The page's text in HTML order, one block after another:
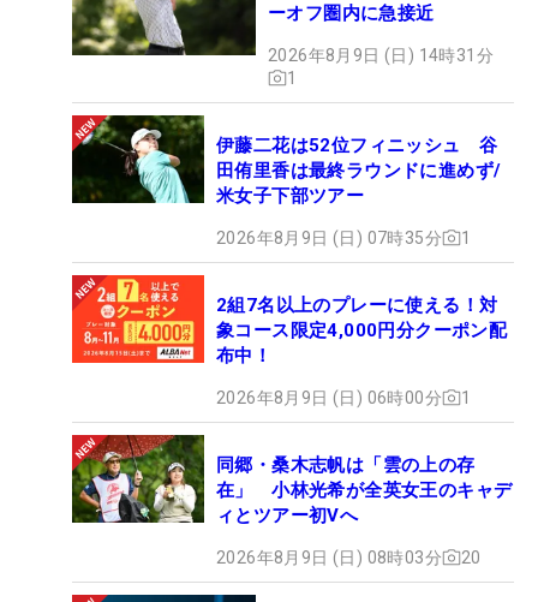
ーオフ圏内に急接近
2026年8月9日 (日) 14時31分
1
伊藤二花は52位フィニッシュ 谷
田侑里香は最終ラウンドに進めず/
米女子下部ツアー
2026年8月9日 (日) 07時35分 1
2組7名以上のプレーに使える！対
象コース限定4,000円分クーポン配
布中！
2026年8月9日 (日) 06時00分 1
同郷・桑木志帆は「雲の上の存
在」 小林光希が全英女王のキャデ
ィとツアー初Vへ
2026年8月9日 (日) 08時03分 20